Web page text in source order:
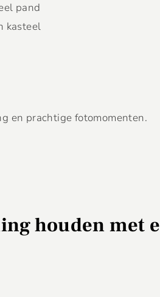
pand
kasteel
en prachtige fotomomenten.
houden met